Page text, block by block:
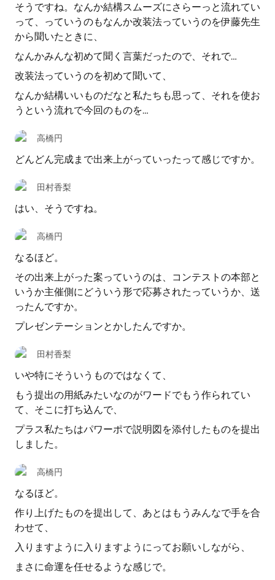
そうですね。なんか結構スムーズにさらーっと流れてい
って、っていうのもなんか改装法っていうのを伊藤先生
から聞いたときに、
なんかみんな初めて聞く言葉だったので、それで…
改装法っていうのを初めて聞いて、
なんか結構いいものだなと私たちも思って、それを使お
うという流れで今回のものを…
高橋円
どんどん完成まで出来上がっていったって感じですか。
田村香梨
はい、そうですね。
高橋円
なるほど。
その出来上がった案っていうのは、コンテストの本部と
いうか主催側にどういう形で応募されたっていうか、送
ったんですか。
プレゼンテーションとかしたんですか。
田村香梨
いや特にそういうものではなくて、
もう提出の用紙みたいなのがワードでもう作られてい
て、そこに打ち込んで、
プラス私たちはパワーポで説明図を添付したものを提出
しました。
高橋円
なるほど。
作り上げたものを提出して、あとはもうみんなで手を合
わせて、
入りますように入りますようにってお願いしながら、
まさに命運を任せるような感じで。